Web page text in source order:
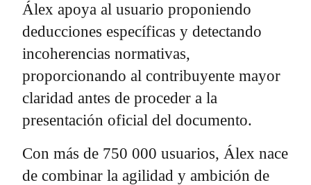
Álex apoya al usuario proponiendo
deducciones específicas y detectando
incoherencias normativas,
proporcionando al contribuyente mayor
claridad antes de proceder a la
presentación oficial del documento.
Con más de 750 000 usuarios, Álex nace
de combinar la agilidad y ambición de